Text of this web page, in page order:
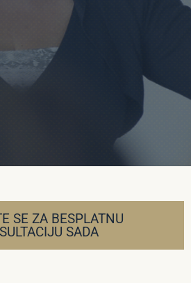
SE ZA BESPLATNU
SADA